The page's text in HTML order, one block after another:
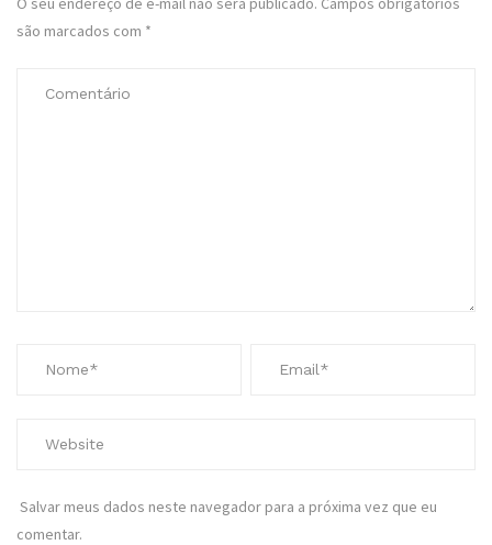
são marcados com *
Salvar meus dados neste navegador para a próxima vez que eu
comentar.